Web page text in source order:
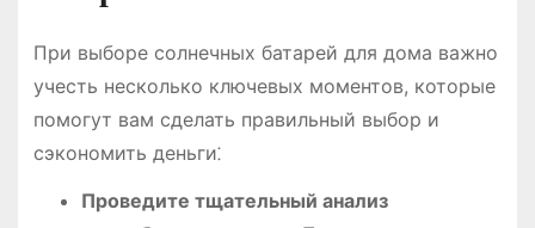
При выборе солнечных батарей для дома важно
учесть несколько ключевых моментов, которые
помогут вам сделать правильный выбор и
сэкономить деньги⁚
Проведите тщательный анализ